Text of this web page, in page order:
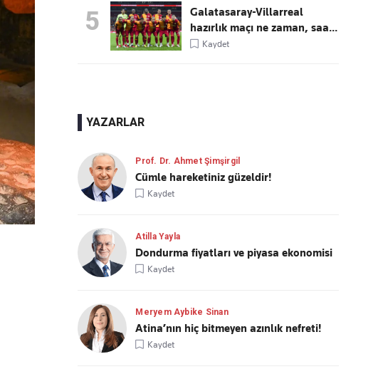
5
Galatasaray-Villarreal
hazırlık maçı ne zaman, saa...
Kaydet
YAZARLAR
Prof. Dr. Ahmet Şimşirgil
Cümle hareketiniz güzeldir!
Kaydet
Atilla Yayla
Dondurma fiyatları ve piyasa ekonomisi
Kaydet
Meryem Aybike Sinan
Atina’nın hiç bitmeyen azınlık nefreti!
Kaydet